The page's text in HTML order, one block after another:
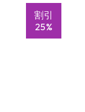
割引
25%